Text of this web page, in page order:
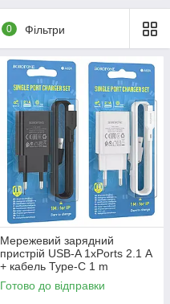
0 Фільтри
Мережевий зарядний
пристрій USB-A 1xPorts 2.1 А
+ кабель Type-C 1 m
Borofone Home Charger
BA68A_Чорний
Готово до відправки